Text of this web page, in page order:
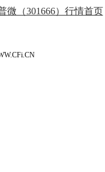
微（301666）行情首页